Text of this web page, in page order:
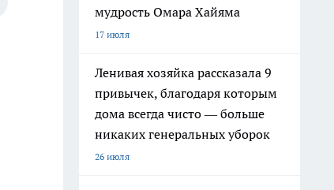
мудрость Омара Хайяма
17 июля
Ленивая хозяйка рассказала 9
привычек, благодаря которым
дома всегда чисто — больше
никаких генеральных уборок
26 июля